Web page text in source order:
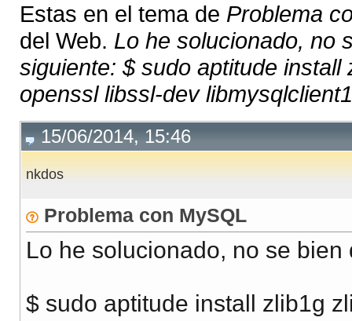
Estas en el tema de Problema
del Web. Lo he solucionado, no
siguiente: $ sudo aptitude
openssl libssl-dev
15/06/2014, 15:46
nkdos
Problema con MySQL
Lo he solucionado, no se
$ sudo aptitude install zlib1g